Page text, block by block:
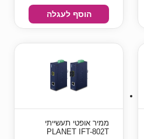
הוסף לעגלה
ממיר אופטי תעשייתי
PLANET IFT-802T